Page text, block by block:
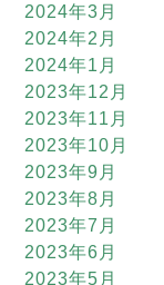
2024年3月
2024年2月
2024年1月
2023年12月
2023年11月
2023年10月
2023年9月
2023年8月
2023年7月
2023年6月
2023年5月